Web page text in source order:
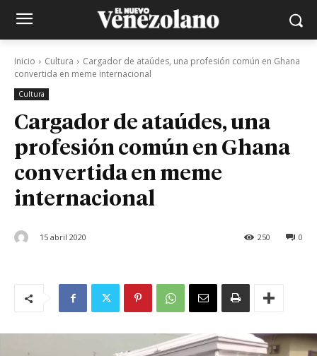
Inicio Cultura
Cargador de ataúdes, una profesión común en Ghana
convertida en meme internacional
Cultura
Cargador de ataúdes, una
profesión común en Ghana
convertida en meme
internacional
15 abril 2020 0
250